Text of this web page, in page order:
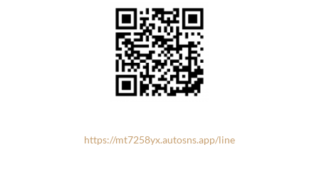
https://mt7258yx.autosns.app/line